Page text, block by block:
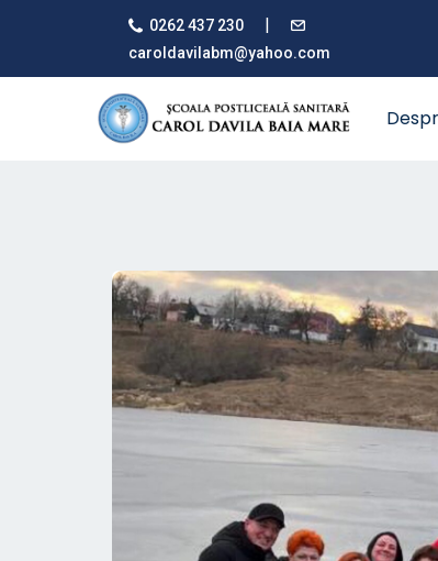
0262 437 230 |
caroldavilabm@yahoo.com